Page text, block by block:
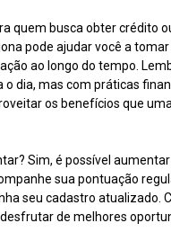
quem busca obter crédito
pode ajudar você a
ao longo do tempo.
dia, mas com práticas
os benefícios que
Sim, é possível
sua pontuação
seu cadastro atualizado.
de melhores